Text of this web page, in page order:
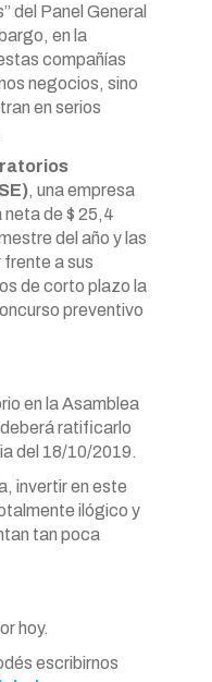
del Panel General
en la
compañías
negocios, sino
en serios
, una empresa
neta de $ 25,4
del año y las
a sus
de corto plazo la
preventivo
en la Asamblea
deberá ratificarlo
del 18/10/2019.
invertir en este
ilógico y
tan poca
hoy.
escribirnos